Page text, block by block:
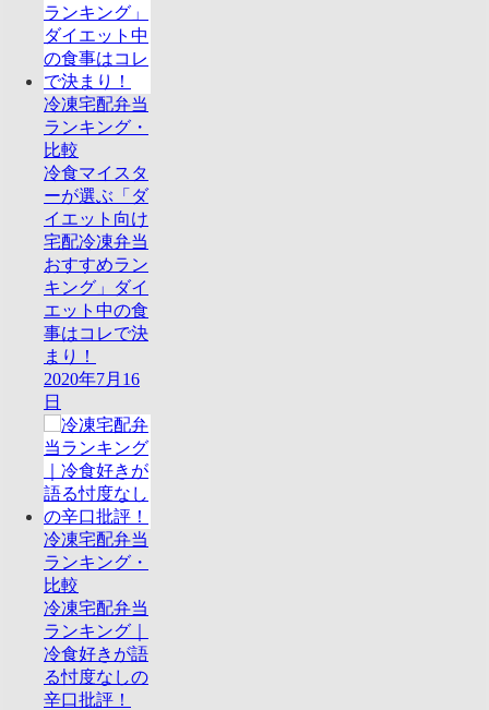
冷凍宅配弁当
ランキング・
比較
冷食マイスタ
ーが選ぶ「ダ
イエット向け
宅配冷凍弁当
おすすめラン
キング」ダイ
エット中の食
事はコレで決
まり！
2020年7月16
日
冷凍宅配弁当
ランキング・
比較
冷凍宅配弁当
ランキング｜
冷食好きが語
る忖度なしの
辛口批評！